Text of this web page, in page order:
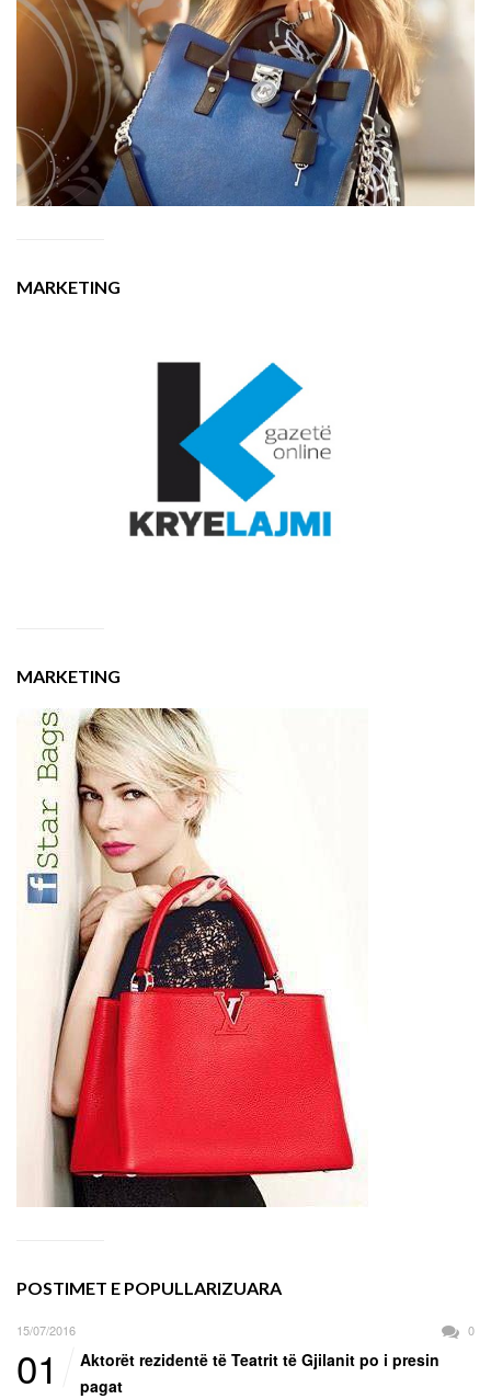
MARKETING
MARKETING
POSTIMET E POPULLARIZUARA
15/07/2016 0
01
Aktorët rezidentë të Teatrit të Gjilanit po i presin
pagat